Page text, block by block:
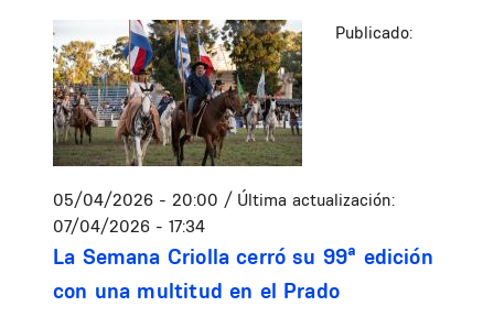
Publicado:
05/04/2026 - 20:00 / Última actualización:
07/04/2026 - 17:34
La Semana Criolla cerró su 99ª edición
con una multitud en el Prado